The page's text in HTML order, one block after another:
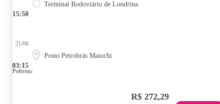
15:50
Terminal Rodoviário de Londrina
03:15
21/08
Posto Petrobrás Maiochi
Poltrona
R$ 272,29